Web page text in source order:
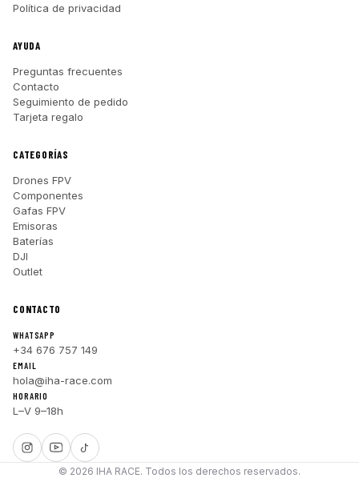
Política de privacidad
AYUDA
Preguntas frecuentes
Contacto
Seguimiento de pedido
Tarjeta regalo
CATEGORÍAS
Drones FPV
Componentes
Gafas FPV
Emisoras
Baterías
DJI
Outlet
CONTACTO
WHATSAPP
+34 676 757 149
EMAIL
hola@iha-race.com
HORARIO
L–V 9–18h
© 2026 IHA RACE. Todos los derechos reservados.